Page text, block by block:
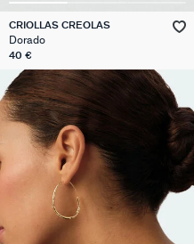
CRIOLLAS CREOLAS
Dorado
40 €